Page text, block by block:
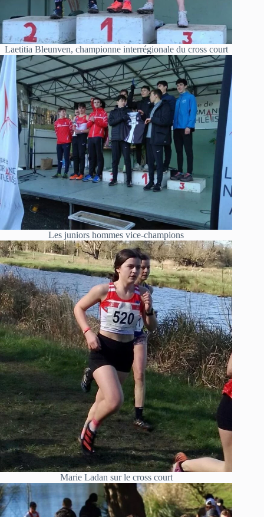
Laetitia Bleunven, championne interrégionale du cross court
Les juniors hommes vice-champions
Marie Ladan sur le cross court